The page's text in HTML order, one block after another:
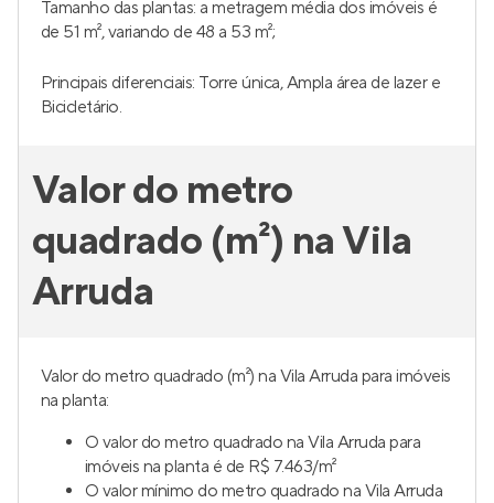
Tamanho das plantas: a metragem média dos imóveis é
de 51 m², variando de 48 a 53 m²;
Principais diferenciais: Torre única, Ampla área de lazer e
Bicicletário.
Valor do metro
quadrado (m²) na Vila
Arruda
Valor do metro quadrado (m²) na Vila Arruda para imóveis
na planta:
O valor do metro quadrado na Vila Arruda para
imóveis na planta é de R$ 7.463/m²
O valor mínimo do metro quadrado na Vila Arruda